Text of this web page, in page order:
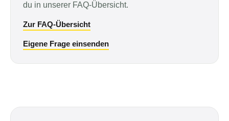
du in unserer FAQ-Übersicht.
Zur FAQ-Übersicht
Eigene Frage einsenden